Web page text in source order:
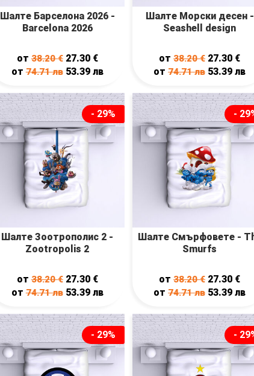
Шалте Барселона 2026 -
Barcelona 2026
от38.20€ 27.30 €
от74.71лв 53.39 лв
Шалте Морски десен -
Seashell design
от38.20€ 27.30 €
от74.71лв 53.39лв
- 29%
Шалте Зоотрополис 2 -
Zootropolis 2
от38.20€ 27.30 €
от74.71лв 53.39 лв
-
Шалте Смърфовете -
Smurfs
от38.20€ 27.30 €
от74.71лв 53.39лв
- 29% -